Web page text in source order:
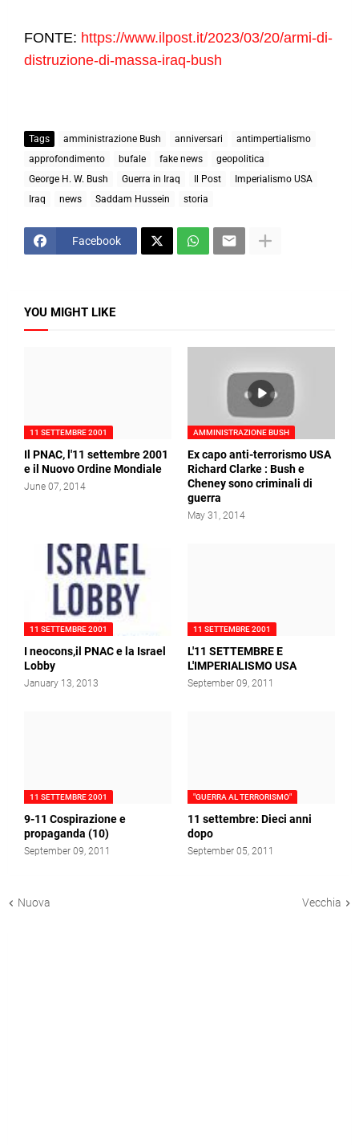
FONTE: https://www.ilpost.it/2023/03/20/armi-di-
distruzione-di-massa-iraq-bush
Tags amministrazione Bush anniversari
antimpertialismo
approfondimento
bufale fake news
geopolitica
George H. W. Bush
Guerra in Iraq Il Post
Imperialismo USA
Iraq
news Saddam Hussein storia
Facebook
YOU MIGHT LIKE
11 SETTEMBRE 2001
Il PNAC, l'11 settembre 2001
e il Nuovo Ordine Mondiale
June 07, 2014
AMMINISTRAZIONE BUSH
Ex capo anti-terrorismo USA
Richard Clarke : Bush e
Cheney sono criminali di
guerra
May 31, 2014
11 SETTEMBRE 2001
I neocons,il PNAC e la Israel
Lobby
January 13, 2013
11 SETTEMBRE 2001
L'11 SETTEMBRE E
L'IMPERIALISMO USA
September 09, 2011
11 SETTEMBRE 2001
9-11 Cospirazione e
propaganda (10)
September 09, 2011
"GUERRA AL TERRORISMO"
11 settembre: Dieci anni
dopo
September 05, 2011
Nuova Vecchia